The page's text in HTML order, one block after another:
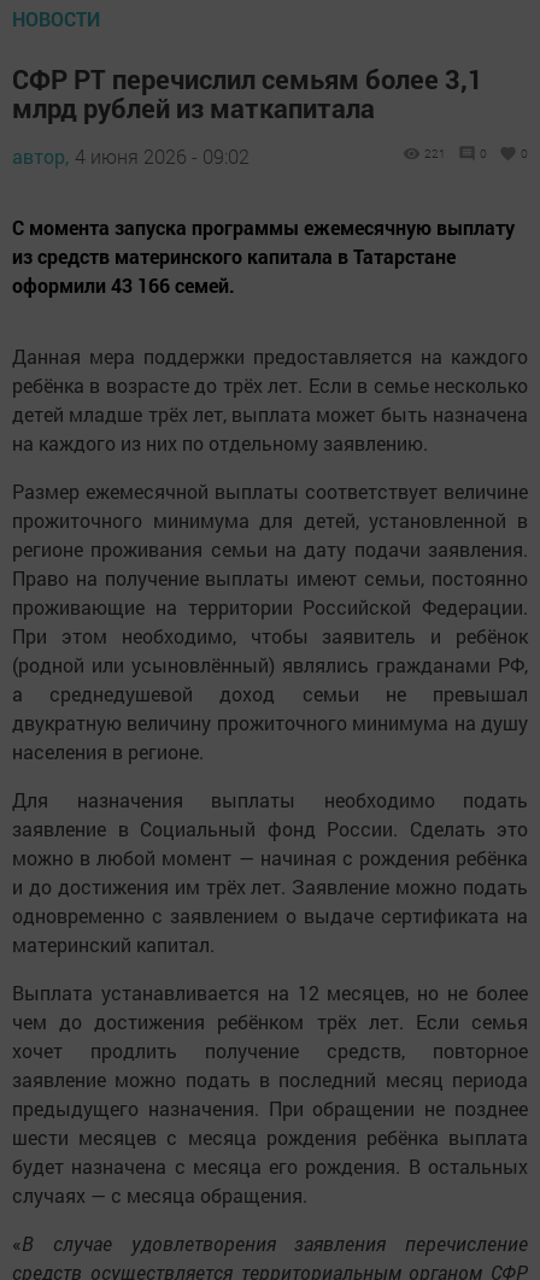
НОВОСТИ
СФР РТ перечислил семьям более 3,1
млрд рублей из маткапитала
автор, 4 июня 2026 - 09:02 221 0 0
С момента запуска программы ежемесячную выплату
из средств материнского капитала в Татарстане
оформили 43 166 семей.
Данная мера поддержки предоставляется на каждого
ребёнка в возрасте до трёх лет. Если в семье несколько
детей младше трёх лет, выплата может быть назначена
на каждого из них по отдельному заявлению.
Размер ежемесячной выплаты соответствует величине
прожиточного минимума для детей, установленной в
регионе проживания семьи на дату подачи заявления.
Право на получение выплаты имеют семьи, постоянно
проживающие на территории Российской Федерации.
При этом необходимо, чтобы заявитель и ребёнок
(родной или усыновлённый) являлись гражданами РФ,
а среднедушевой доход семьи не превышал
двукратную величину прожиточного минимума на душу
населения в регионе.
Для назначения выплаты необходимо подать
заявление в Социальный фонд России. Сделать это
можно в любой момент — начиная с рождения ребёнка
и до достижения им трёх лет. Заявление можно подать
одновременно с заявлением о выдаче сертификата на
материнский капитал.
Выплата устанавливается на 12 месяцев, но не более
чем до достижения ребёнком трёх лет. Если семья
хочет продлить получение средств, повторное
заявление можно подать в последний месяц периода
предыдущего назначения. При обращении не позднее
шести месяцев с месяца рождения ребёнка выплата
будет назначена с месяца его рождения. В остальных
случаях — с месяца обращения.
«В случае удовлетворения заявления перечисление
средств осуществляется территориальным органом СФР